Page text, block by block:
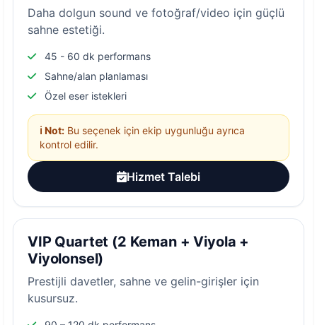
Daha dolgun sound ve fotoğraf/video için güçlü
sahne estetiği.
45 - 60 dk performans
Sahne/alan planlaması
Özel eser istekleri
ℹ️ Not: Bu seçenek için ekip uygunluğu ayrıca
kontrol edilir.
Hizmet Talebi
VIP Quartet (2 Keman + Viyola +
Viyolonsel)
Prestijli davetler, sahne ve gelin-girişler için
kusursuz.